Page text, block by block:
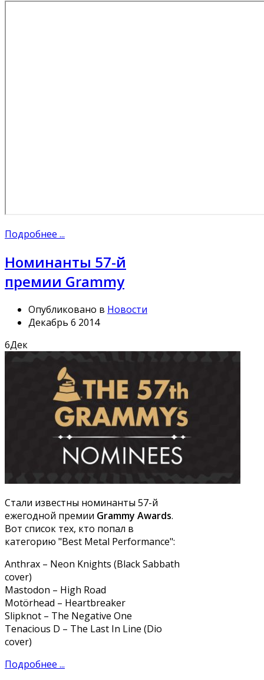
Подробнее ...
Номинанты 57-й
премии Grammy
Опубликовано в Новости
Декабрь 6 2014
6Дек
Стали известны номинанты 57-й
ежегодной премии Grammy Awards.
Вот список тех, кто попал в
категорию "Best Metal Performance":
Anthrax – Neon Knights (Black Sabbath
cover)
Mastodon – High Road
Motörhead – Heartbreaker
Slipknot – The Negative One
Tenacious D – The Last In Line (Dio
cover)
Подробнее ...